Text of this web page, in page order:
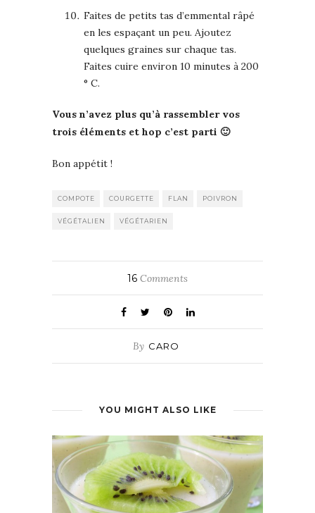
Faites de petits tas d’emmental râpé
en les espaçant un peu. Ajoutez
quelques graines sur chaque tas.
Faites cuire environ 10 minutes à 200
° C.
Vous n’avez plus qu’à rassembler vos
trois éléments et hop c’est parti 🙂
Bon appétit !
COMPOTE COURGETTE FLAN POIVRON
VÉGÉTALIEN VÉGÉTARIEN
16 Comments
By CARO
YOU MIGHT ALSO LIKE